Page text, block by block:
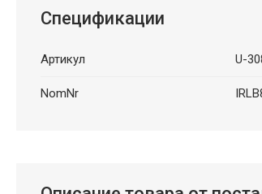
Спецификации
Артикул U-
NomNr